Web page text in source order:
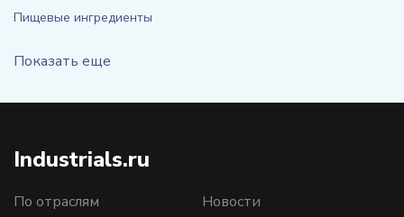
Пищевые ингредиенты
Показать еще
Industrials.ru
По отраслям
Новости